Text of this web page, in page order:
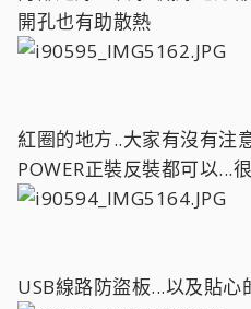
開孔也有助散熱
紅圈的地方..大家有沒有注
POWER正裝反裝都可以...
USB線路防盜板...以及貼心